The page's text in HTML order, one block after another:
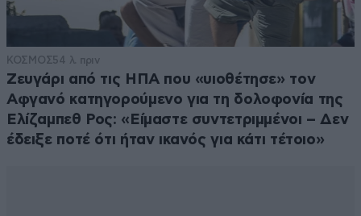
ΚΟΣΜΟΣ54 λ. πριν
Ζευγάρι από τις ΗΠΑ που «υιοθέτησε» τον
Αφγανό κατηγορούμενο για τη δολοφονία της
Ελίζαμπεθ Ρος: «Είμαστε συντετριμμένοι – Δεν
έδειξε ποτέ ότι ήταν ικανός για κάτι τέτοιο»